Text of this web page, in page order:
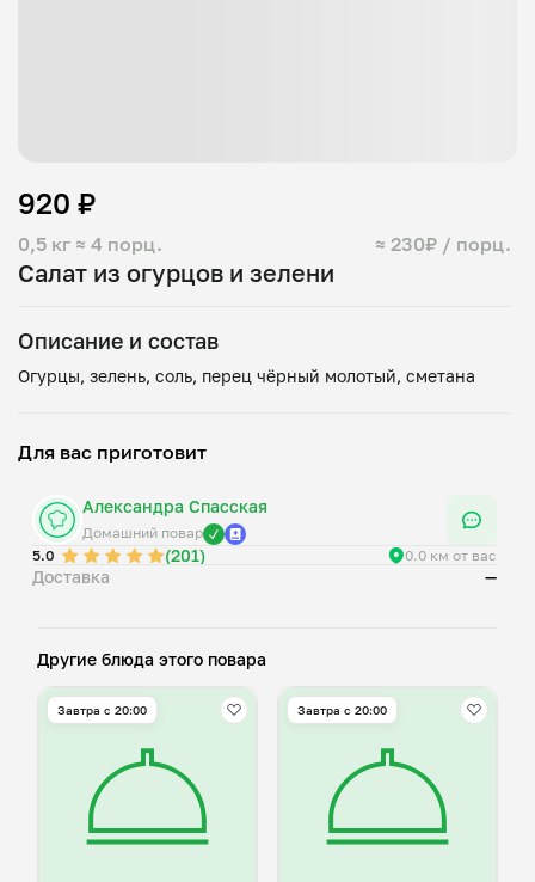
Салат из огурцов и зелени
0,5 кг ≈ 4 порц. ≈ 230₽ / порц.
920 ₽
Описание и состав
Для вас приготовит
Александра Спасская
Домашний повар
5.0
(201) 0.0 км от вас
Доставка —
Другие блюда этого повара
Завтра c 20:00 Завтра c 20:00